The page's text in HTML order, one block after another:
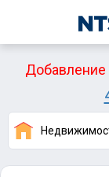
Добавление